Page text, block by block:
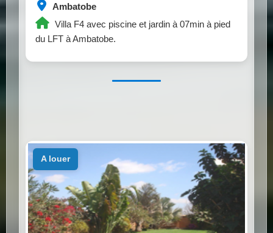
Ambatobe
Villa F4 avec piscine et jardin à 07min à pied
du LFT à Ambatobe.
a louer